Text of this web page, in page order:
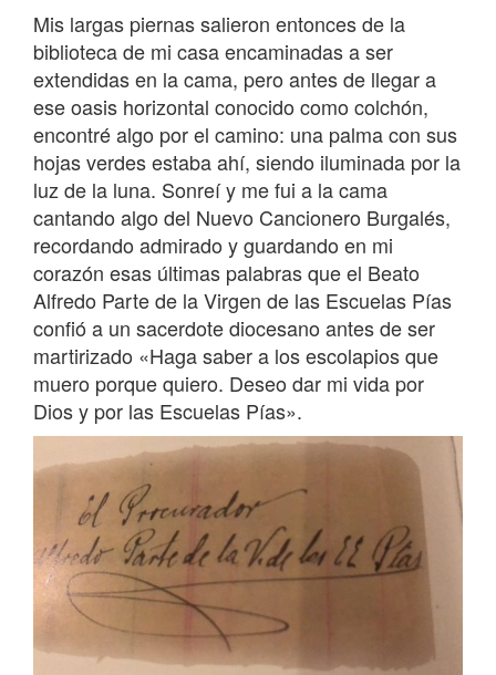
Mis largas piernas salieron entonces de la
biblioteca de mi casa encaminadas a ser
extendidas en la cama, pero antes de llegar a
ese oasis horizontal conocido como colchón,
encontré algo por el camino: una palma con sus
hojas verdes estaba ahí, siendo iluminada por la
luz de la luna. Sonreí y me fui a la cama
cantando algo del Nuevo Cancionero Burgalés,
recordando admirado y guardando en mi
corazón esas últimas palabras que el Beato
Alfredo Parte de la Virgen de las Escuelas Pías
confió a un sacerdote diocesano antes de ser
martirizado «Haga saber a los escolapios que
muero porque quiero. Deseo dar mi vida por
Dios y por las Escuelas Pías».